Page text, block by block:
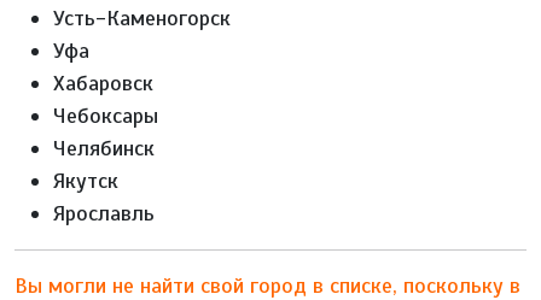
Усть-Каменогорск
Уфа
Хабаровск
Чебоксары
Челябинск
Якутск
Ярославль
Вы могли не найти свой город в списке, поскольку в